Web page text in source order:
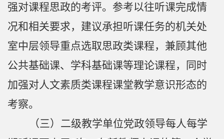
障
下
载
专
区
强对课程思政的考评。 参考以往听课完成情
况和相关要求，建议承担听课任务的机关处
室中层领导重点选取思政类课程，兼顾其他
公共基础课、学科基础课等理论课程，同时
加强对人文素质类课程课堂教学意识形态的
考察。
（三） 二级教学单位党政领导每人每学